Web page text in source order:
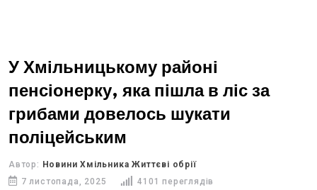
У Хмільницькому районі
пенсіонерку, яка пішла в ліс за
грибами довелось шукати
поліцейським
Автор: Новини Хмільника Життєві обрії
7 листопада, 2025
4101 переглядів